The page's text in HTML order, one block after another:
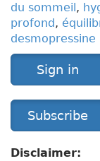
du sommeil,
profond,
desmopressine
Sign in
Subscribe
Disclaimer: